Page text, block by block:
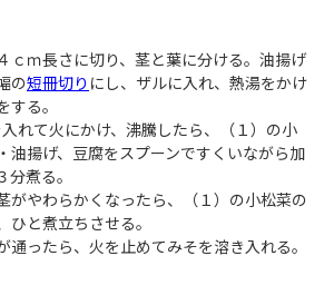
ｃｍ長さに切り、茎と葉に分ける。油揚げ
の短冊切り にし、ザルに入れ、熱湯をかけ
する。
れて火にかけ、沸騰したら、（１）の小
油揚げ、豆腐をスプーンですくいながら加
分煮る。
がやわらかくなったら、（１）の小松菜の
ひと煮立ちさせる。
通ったら、火を止めてみそを溶き入れる。